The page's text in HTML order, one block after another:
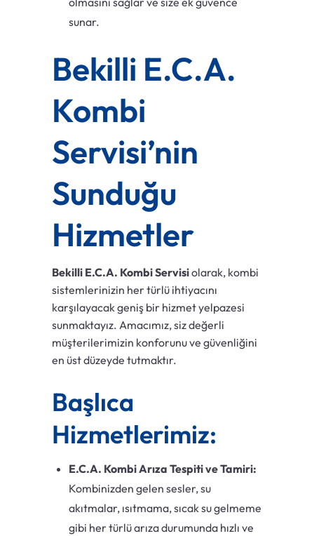
sunar.
Bekilli E.C.A.
Kombi
Servisi’nin
Sunduğu
Hizmetler
Bekilli E.C.A. Kombi Servisiolarak, kombi
sistemlerinizin her türlü ihtiyacını
karşılayacak geniş bir hizmet yelpazesi
sunmaktayız. Amacımız, siz değerli
müşterilerimizin konforunu ve güvenliğini
en üst düzeyde tutmaktır.
Başlıca
Hizmetlerimiz:
E.C.A. Kombi Arıza Tespiti ve Tamiri:
Kombinizden gelen sesler, su
akıtmalar, ısıtmama, sıcak su gelmeme
gibi her türlü arıza durumunda hızlı ve